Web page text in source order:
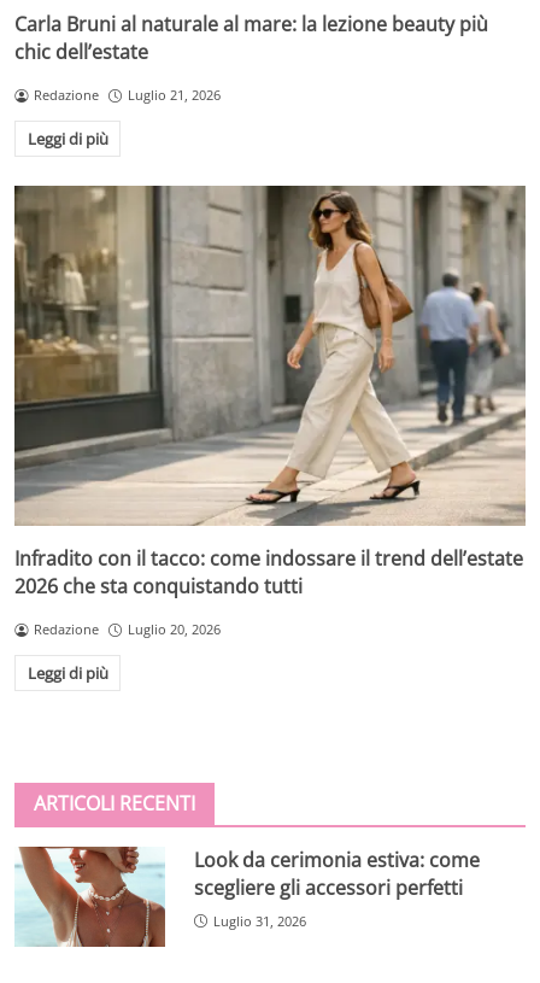
Carla Bruni al naturale al mare: la lezione beauty più
chic dell’estate
Redazione Luglio 21, 2026
Leggi di più
Infradito con il tacco: come indossare il trend dell’estate
2026 che sta conquistando tutti
Redazione Luglio 20, 2026
Leggi di più
ARTICOLI RECENTI
Look da cerimonia estiva: come
scegliere gli accessori perfetti
Luglio 31, 2026